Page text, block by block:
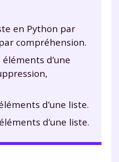
en Python par
compréhension.
d’une
d’une liste.
d’une liste.